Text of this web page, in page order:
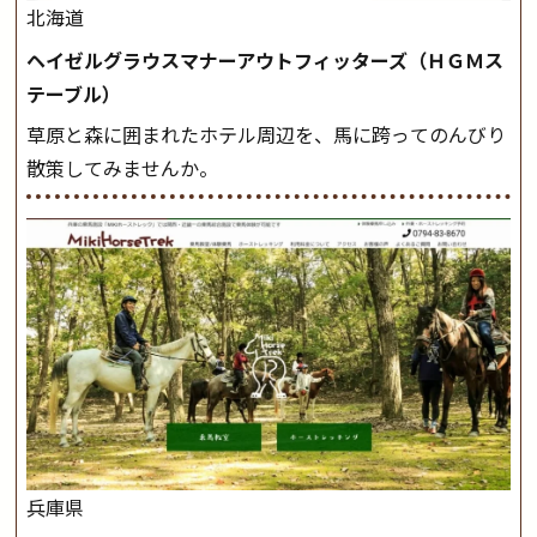
北海道
ヘイゼルグラウスマナーアウトフィッターズ（ＨＧＭス
テーブル）
草原と森に囲まれたホテル周辺を、馬に跨ってのんびり
散策してみませんか。
兵庫県